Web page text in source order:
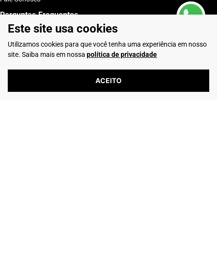
Este site usa cookies
Utilizamos cookies para que você tenha uma experiência em nosso
site. Saiba mais em nossa política de privacidade
ACEITO
Perguntas Frequentes
Como Comprar
Trocas e Devoluções
Club Rafarillo
Entre em Contato
Whatsapp: (16) 99195-5292